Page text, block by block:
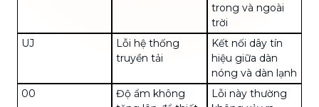
trong và ngoài
trời
UJ
Lỗi hệ thống
truyền tải
Kết nối dây tín
hiệu giữa dàn
nóng và dàn lạnh
00
Độ ẩm không
Lỗi này thường